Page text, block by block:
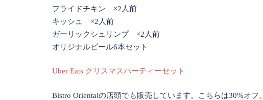
フライドチキン ×2人前
キッシュ ×2人前
ガーリックシュリンプ ×2人前
オリジナルビール6本セット
Uber Eats クリスマスパーティーセット
Bistro Orientalの店頭でも販売しています。こちらは30%オフ。